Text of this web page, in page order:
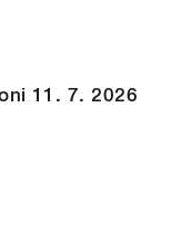
11. 7. 2026